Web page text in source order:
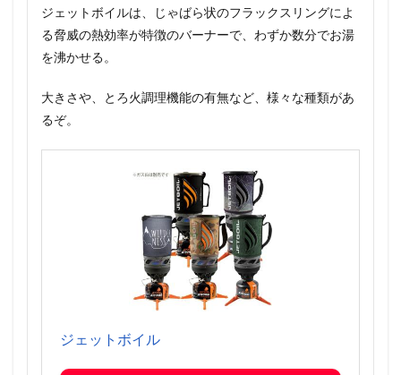
ジェットボイルは、じゃばら状のフラックスリングによ
る脅威の熱効率が特徴のバーナーで、わずか数分でお湯
を沸かせる。
大きさや、とろ火調理機能の有無など、様々な種類があ
るぞ。
ジェットボイル